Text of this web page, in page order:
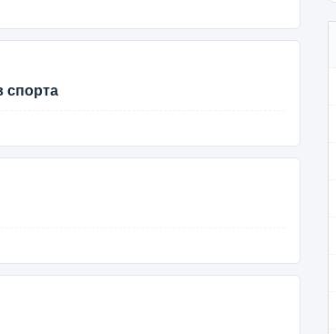
спорта